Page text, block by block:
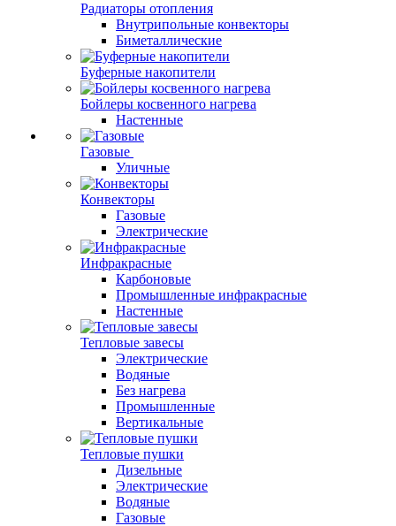
Радиаторы отопления
Внутрипольные конвекторы
Биметаллические
Буферные накопители
Бойлеры косвенного нагрева
Настенные
Газовые
Уличные
Конвекторы
Газовые
Электрические
Инфракрасные
Карбоновые
Промышленные инфракрасные
Настенные
Тепловые завесы
Электрические
Водяные
Без нагрева
Промышленные
Вертикальные
Тепловые пушки
Дизельные
Электрические
Водяные
Газовые